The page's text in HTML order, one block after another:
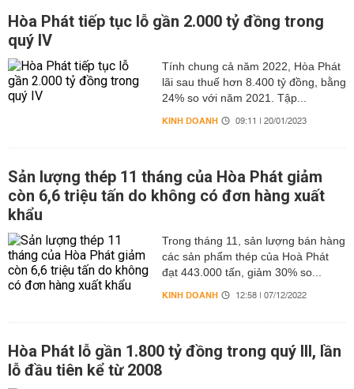
Hòa Phát tiếp tục lỗ gần 2.000 tỷ đồng trong
quý IV
Tính chung cả năm 2022, Hòa Phát
lãi sau thuế hơn 8.400 tỷ đồng, bằng
24% so với năm 2021. Tập...
KINH DOANH 09:11 | 20/01/2023
Sản lượng thép 11 tháng của Hòa Phát giảm
còn 6,6 triệu tấn do không có đơn hàng xuất
khẩu
Trong tháng 11, sản lượng bán hàng
các sản phẩm thép của Hoà Phát
đạt 443.000 tấn, giảm 30% so...
KINH DOANH 12:58 | 07/12/2022
Hòa Phát lỗ gần 1.800 tỷ đồng trong quý III, lần
lỗ đầu tiên kể từ 2008